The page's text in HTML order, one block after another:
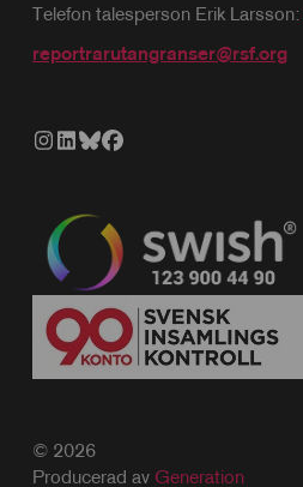
Telefon talesperson Erik Larsson:
reportrarutangranser@rsf.org
© 2026
Producerad av Generation